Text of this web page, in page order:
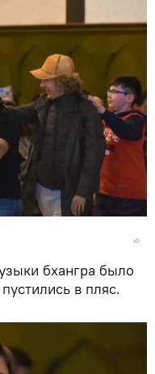
бхангра было
в пляс.